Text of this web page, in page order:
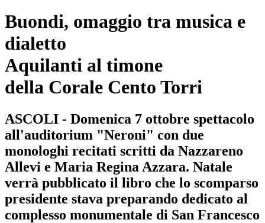
Buondi, omaggio tra musica e
dialetto
Aquilanti al timone
della Corale Cento Torri
ASCOLI - Domenica 7 ottobre spettacolo
all'auditorium "Neroni" con due
monologhi recitati scritti da Nazzareno
Allevi e Maria Regina Azzara. Natale
verrà pubblicato il libro che lo scomparso
presidente stava preparando dedicato al
complesso monumentale di San Francesco